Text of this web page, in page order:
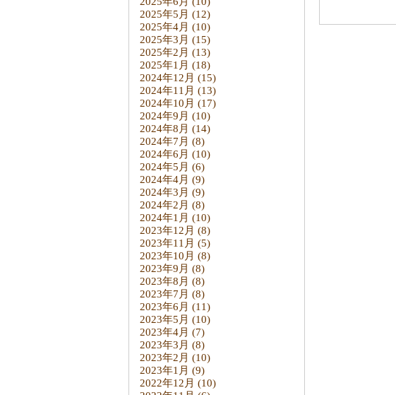
2025年5月 (12)
2025年4月 (10)
2025年3月 (15)
2025年2月 (13)
2025年1月 (18)
2024年12月 (15)
2024年11月 (13)
2024年10月 (17)
2024年9月 (10)
2024年8月 (14)
2024年7月 (8)
2024年6月 (10)
2024年5月 (6)
2024年4月 (9)
2024年3月 (9)
2024年2月 (8)
2024年1月 (10)
2023年12月 (8)
2023年11月 (5)
2023年10月 (8)
2023年9月 (8)
2023年8月 (8)
2023年7月 (8)
2023年6月 (11)
2023年5月 (10)
2023年4月 (7)
2023年3月 (8)
2023年2月 (10)
2023年1月 (9)
2022年12月 (10)